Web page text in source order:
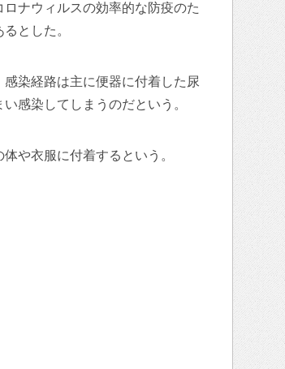
ナウィルスの効率的な防疫のた
とした。
染経路は主に便器に付着した尿
感染してしまうのだという。
や衣服に付着するという。